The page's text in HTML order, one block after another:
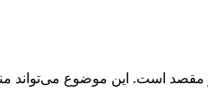
مقصد است. این موضوع می‌تواند